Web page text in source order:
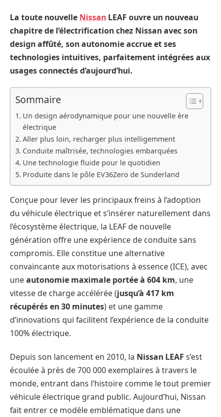
La toute nouvelle Nissan LEAF ouvre un nouveau
chapitre de l’électrification chez Nissan avec son
design affûté, son autonomie accrue et ses
technologies intuitives, parfaitement intégrées aux
usages connectés d’aujourd’hui.
Sommaire
Un design aérodynamique pour une nouvelle ère
électrique
Aller plus loin, recharger plus intelligemment
Conduite maîtrisée, technologies embarquées
Une technologie fluide pour le quotidien
Produite dans le pôle EV36Zero de Sunderland
Conçue pour lever les principaux freins à l’adoption
du véhicule électrique et s’insérer naturellement dans
l’écosystème électrique, la LEAF de nouvelle
génération offre une expérience de conduite sans
compromis. Elle constitue une alternative
convaincante aux motorisations à essence (ICE), avec
uneautonomie maximale portée à 604 km, une
vitesse de charge accélérée (jusqu’à 417 km
récupérés en 30 minutes) et une gamme
d’innovations qui facilitent l’expérience de la conduite
100% électrique.
Depuis son lancement en 2010, la Nissan LEAF s’est
écoulée à près de 700 000 exemplaires à travers le
monde, entrant dans l’histoire comme le tout premier
véhicule électrique grand public. Aujourd’hui, Nissan
fait entrer ce modèle emblématique dans une